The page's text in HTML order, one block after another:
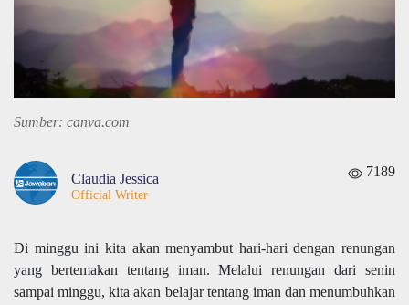
Sumber: canva.com
Claudia Jessica
Official Writer
7189
Di minggu ini kita akan menyambut hari-hari dengan renungan
yang bertemakan tentang iman. Melalui renungan dari senin
sampai minggu, kita akan belajar tentang iman dan menumbuhkan